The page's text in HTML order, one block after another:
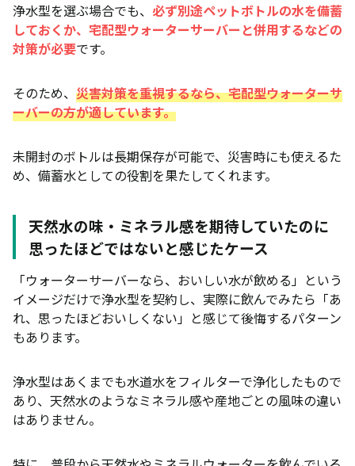
浄水型を選ぶ場合でも、 必ず別途ペットボトルの水を備蓄
しておくか、宅配型ウォーターサーバーと併用するなどの
対策が必要です。
そのため、 災害対策を重視するなら、宅配型ウォーターサ
ーバーの方が適しています。
未開封のボトルは長期保存が可能で、災害時にも使えるた
め、備蓄水としての役割を果たしてくれます。
天然水の味・ミネラル感を期待していたのに
思ったほどではないと感じたケース
「ウォーターサーバーなら、おいしい水が飲める」という
イメージだけで浄水型を契約し、実際に飲んでみたら「あ
れ、思ったほどおいしくない」と感じて後悔するパターン
もあります。
浄水型はあくまでも水道水をフィルターで浄化したもので
あり、天然水のようなミネラル感や産地ごとの風味の違い
はありません。